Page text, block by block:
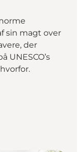
sin magt over
der
UNESCO’s
til store
skabt til store oplevelser